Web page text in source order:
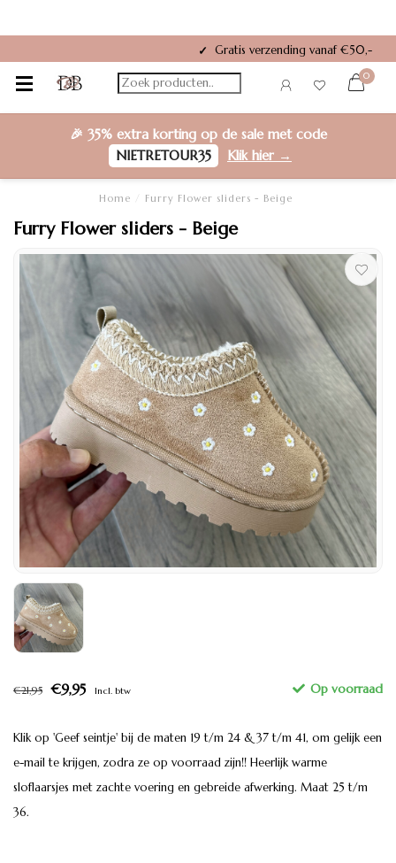
✓ Gratis verzending vanaf €50,-
0
🎉 35% extra kortingop de sale met code
NIETRETOUR35
Klik hier →
Home Furry Flower sliders - Beige
Furry Flower sliders - Beige
€21,95 €9,95 Incl. btw
Klik op 'Geef seintje' bij de maten 19 t/m 24 & 37 t/m 41, om gelijk een
e-mail te krijgen, zodra ze op voorraad zijn!! Heerlijk warme
sloflaarsjes met zachte voering en gebreide afwerking. Maat 25 t/m
36.